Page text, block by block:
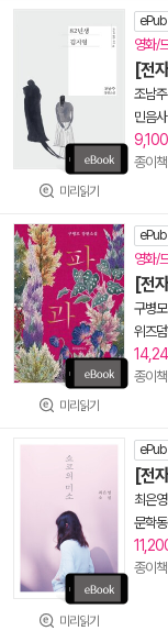
미리읽기
ePub
영화/
[전
조남주
민음사|
9,100
종이책
미리읽기
ePub
영화/
[전
구병모
위즈
종이책
미리읽기
ePub
[전
최은영
문학동
종이책